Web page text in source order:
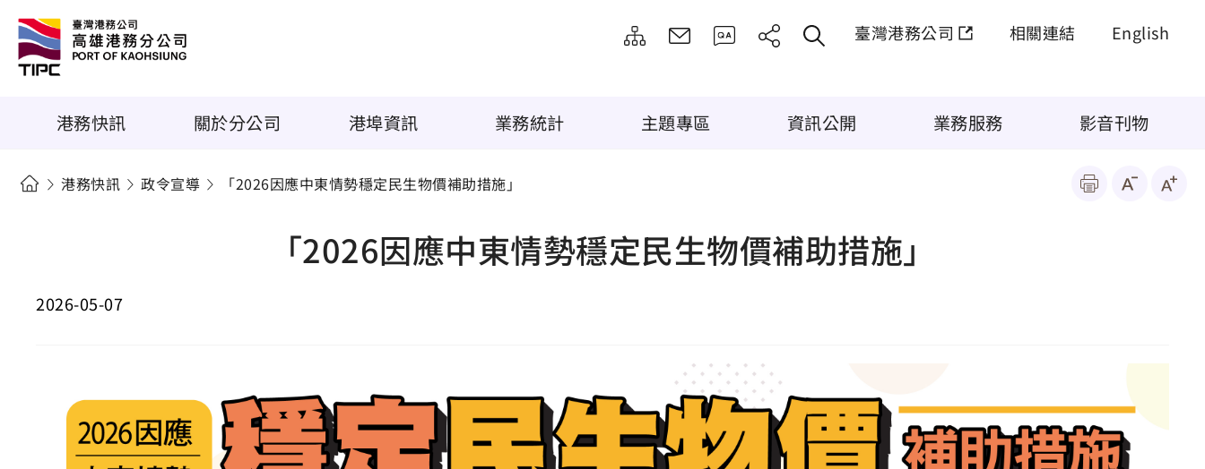
臺灣港務公司 相關連結 English
港務快訊 關於分公司 港埠資訊 業務統計 主題專區 資訊公開 業務服務 影音刊物
港務快訊 政令宣導 「2026因應中東情勢穩定民生物價補助措施」
「2026因應中東情勢穩定民生物價補助措施」
2026-05-07